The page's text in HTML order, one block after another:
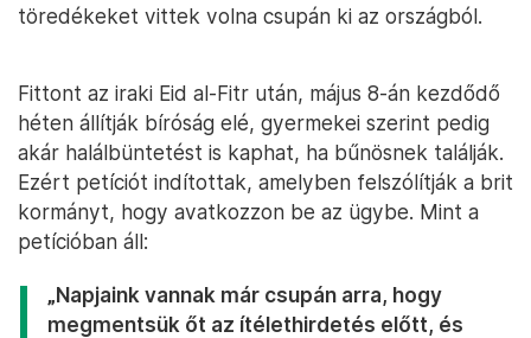
töredékeket vittek volna csupán ki az országból.
Fittont az iraki Eid al-Fitr után, május 8-án kezdődő
héten állítják bíróság elé, gyermekei szerint pedig
akár halálbüntetést is kaphat, ha bűnösnek találják.
Ezért petíciót indítottak, amelyben felszólítják a brit
kormányt, hogy avatkozzon be az ügybe. Mint a
petícióban áll:
„Napjaink vannak már csupán arra, hogy
megmentsük őt az ítélethirdetés előtt, és